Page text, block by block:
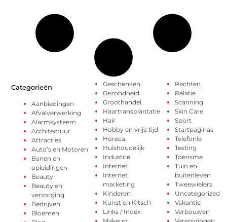
Categorieën
Aanbiedingen
Afvalverwerking
Alarmsysteem
Architectuur
Attracties
Auto’s en Motoren
Banen en
opleidingen
Beauty
Beauty en
verzorging
Bedrijven
Bloemen
Geschenken
Gezondheid
Groothandel
Haartransplantatie
Hair
Hobby en vrije tijd
Horeca
Huishoudelijk
Industrie
Internet
Internet
marketing
Kinderen
Kunst en Kitsch
Links / Index
Rechten
Relatie
Scanning
Skin Care
Sport
Startpaginas
Telefonie
Testing
Toerisme
Tuin en
buitenleven
Tweewielers
Uncategorized
Vakantie
Verbouwen